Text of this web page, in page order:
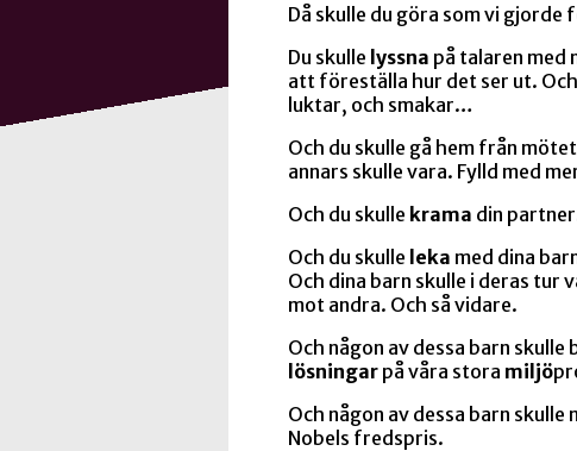
Då skulle du göra som vi
Du skulle lyssna på talaren med
att föreställa hur det ser ut.
luktar, och smakar…
Och du skulle gå hem från
annars skulle vara. Fylld med
Och du skulle krama din
Och du skulle leka med dina
Och dina barn skulle i deras tur
mot andra. Och så vidare.
Och någon av dessa barn skulle
lösningar på våra stora miljö
Och någon av dessa barn skulle
Nobels fredspris.